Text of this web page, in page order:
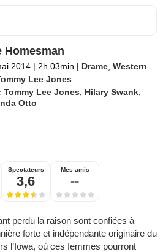
Homesman
2014 | 2h 03min | Drame ,Western
Lee Jones
Tommy Lee Jones Hilary Swank
Otto
Spectateurs
3,6
Mes amis
--
perdu la raison sont confiées à
forte et indépendante originaire du
l’Iowa, où ces femmes pourront